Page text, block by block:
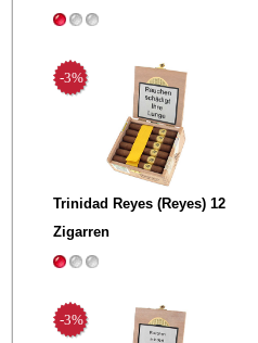
-3%
Trinidad Reyes (Reyes) 12
Zigarren
-3%